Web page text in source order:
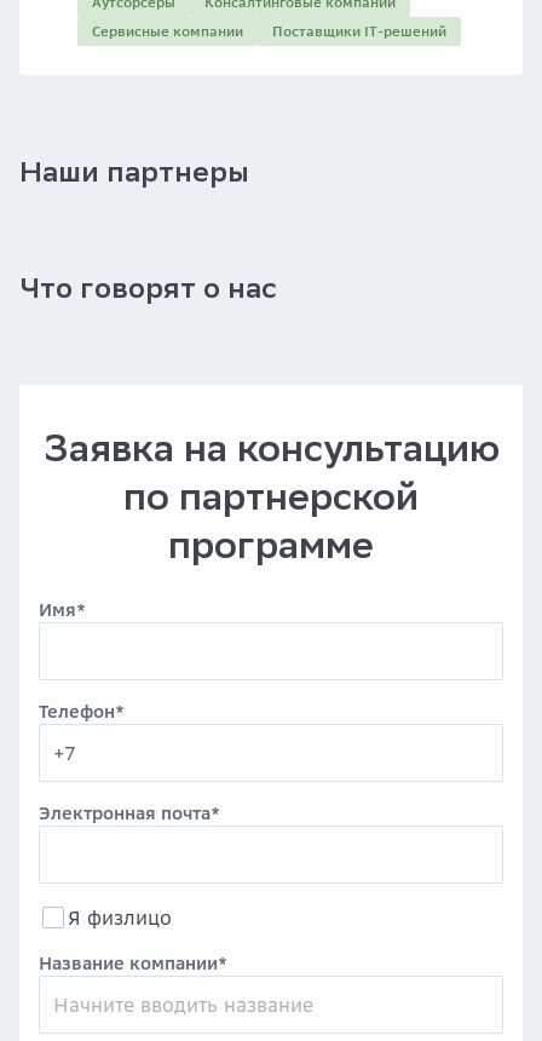
Сервисные компании
Поставщики IT-решений
Наши партнеры
Что говорят о нас
Заявка на консультацию
по партнерской
программе
Имя*
Телефон*
+7
Электронная почта*
Я физлицо
Название компании*